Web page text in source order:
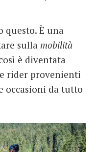
questo. È una
sulla mobilità
è diventata
rider provenienti
occasioni da tutto